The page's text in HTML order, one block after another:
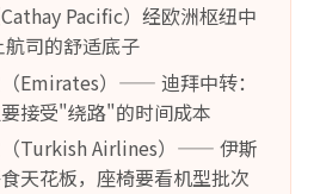
Pacific）经欧洲枢纽中
司的舒适底子
Emirates）—— 迪拜中转：
接受"绕路"的时间成本
（Turkish Airlines）—— 伊斯
天花板，座椅要看机型批次